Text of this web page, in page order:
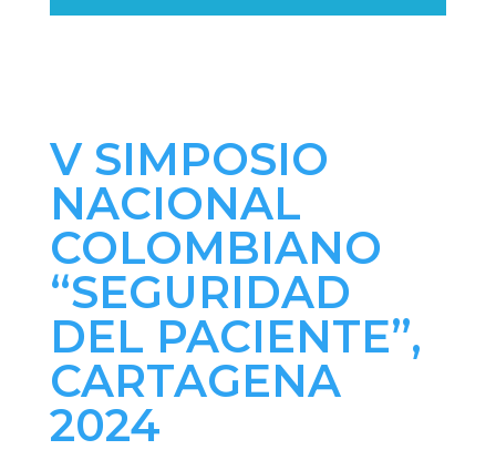
V SIMPOSIO
NACIONAL
COLOMBIANO
“SEGURIDAD
DEL PACIENTE”,
CARTAGENA
2024